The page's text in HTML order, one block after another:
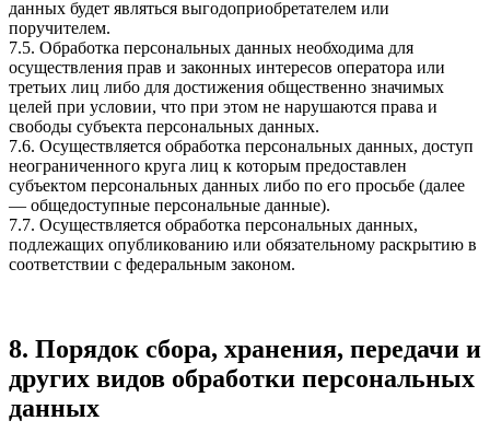
данных будет являться выгодоприобретателем или
поручителем.
7.5. Обработка персональных данных необходима для
осуществления прав и законных интересов оператора или
третьих лиц либо для достижения общественно значимых
целей при условии, что при этом не нарушаются права и
свободы субъекта персональных данных.
7.6. Осуществляется обработка персональных данных, доступ
неограниченного круга лиц к которым предоставлен
субъектом персональных данных либо по его просьбе (далее
— общедоступные персональные данные).
7.7. Осуществляется обработка персональных данных,
подлежащих опубликованию или обязательному раскрытию в
соответствии с федеральным законом.
8. Порядок сбора, хранения, передачи и
других видов обработки персональных
данных